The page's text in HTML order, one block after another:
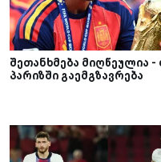
შეთანხმება მიღწეულია -
პარიზში გაემგზავრება